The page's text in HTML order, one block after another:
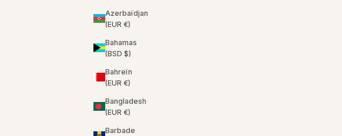
Azerbaïdjan
(EUR €)
Bahamas
(BSD $)
Bahreïn
(EUR €)
Bangladesh
(EUR €)
Barbade